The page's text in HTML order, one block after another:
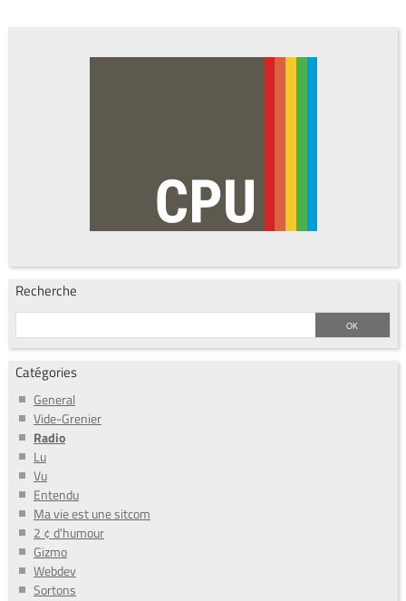
Recherche
Catégories
General
Vide-Grenier
Radio
Lu
Vu
Entendu
Ma vie est une sitcom
2 ¢ d'humour
Gizmo
Webdev
Sortons